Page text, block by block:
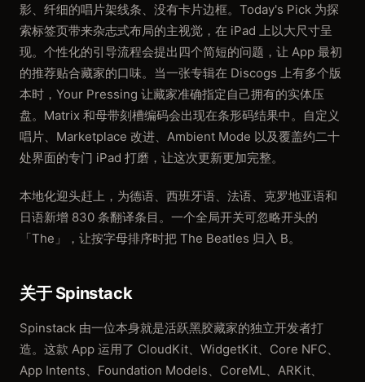
影、纤细的唱片架线条、没有卡片边框。Today's Pick 为探
索标签页带来杂志式布局的主视觉，在 iPad 上以大尺寸呈
现。个性化的引导流程会提出四个简短的问题，让 App 最初
的推荐贴合藏家的口味。当一张专辑在 Discogs 上有多个版
本时，Your Pressing 让藏家准确指定自己拥有的实体压
盘。Matrix 和母带刻槽编码会出现在条形码结果中。自定义
唱片、Marketplace 改进、Ambient Mode 以及覆盖约二十
处界面的专门 iPad 打磨，让这次更新更加完整。
本地化迎头赶上，为德语、西班牙语、法语、克罗地亚语和
日语新增 830 条翻译条目。一个全局开关可忽略开头的
「The」，让按字母排序时把 The Beatles 归入 B。
关于 Spinstack
Spinstack 由一位本身就是活跃黑胶藏家的独立开发者打
造。这款 App 运用了 CloudKit、WidgetKit、Core NFC、
App Intents、Foundation Models、CoreML、ARKit、